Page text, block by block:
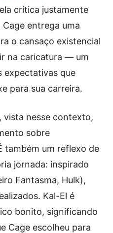
crítica justamente
entrega uma
o cansaço existencial
na caricatura — um
expectativas que
para sua carreira.
vista nesse contexto,
sobre
também um reflexo de
jornada: inspirado
Fantasma, Hulk),
Kal-El é
bonito, significando
Cage escolheu para